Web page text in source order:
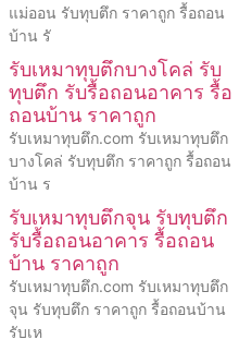
แม่ออน รับทุบตึก ราคาถูก รื้อถอน
บ้าน รั
รับเหมาทุบตึกบางโคล่ รับ
ทุบตึก รับรื้อถอนอาคาร รื้อ
ถอนบ้าน ราคาถูก
รับเหมาทุบตึก.com รับเหมาทุบตึก
บางโคล่ รับทุบตึก ราคาถูก รื้อถอน
บ้าน ร
รับเหมาทุบตึกจุน รับทุบตึก
รับรื้อถอนอาคาร รื้อถอน
บ้าน ราคาถูก
รับเหมาทุบตึก.com รับเหมาทุบตึก
จุน รับทุบตึก ราคาถูก รื้อถอนบ้าน
รับเห